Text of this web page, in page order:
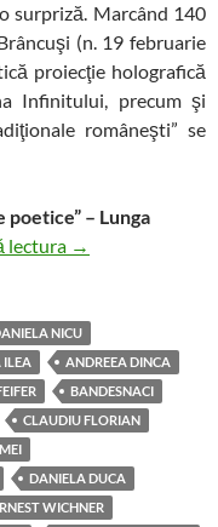
surpriză. Marcând 140
(n. 19 februarie
proiecţie holografică
Infinitului, precum şi
româneşti” se
– Lunga
lectura Desfăşurătorul
→
NICU
ILEA
ANDREEA DINCA
BANDESNACI
CLAUDIU FLORIAN
DANIELA DUCA
WICHNER